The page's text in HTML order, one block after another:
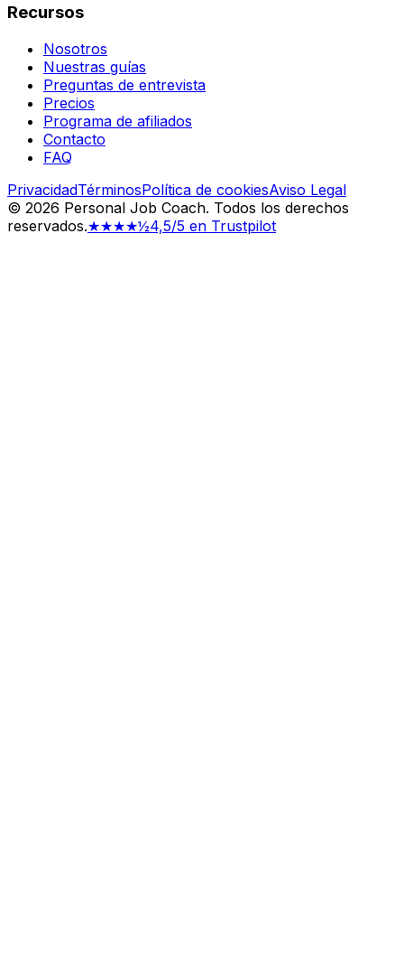
Recursos
Nosotros
Nuestras guías
Preguntas de entrevista
Precios
Programa de afiliados
Contacto
FAQ
PrivacidadTérminosPolítica de cookiesAviso Legal
© 2026 Personal Job Coach. Todos los derechos
reservados.★★★★½4,5/5 en Trustpilot